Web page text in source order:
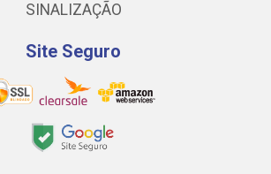
SINALIZAÇÃO
Site Seguro